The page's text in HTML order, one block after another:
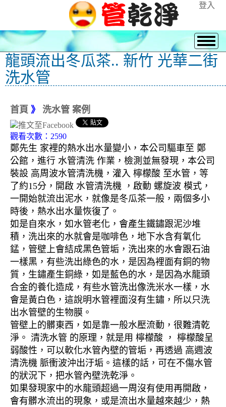
登入
龍頭流出冬瓜茶.. 新竹 光華二街
洗水管
首頁 》 洗水管 案例
觀看次數：2590
鄭先生 家裡的熱水出水量變小，本公司驅車至 鄭
公館，進行 水管清洗 作業，檢測並無發現，本公司
裝設 高周波水管清洗機，灌入 檸檬酸 至水管，等
了約15分，開啟 水管清洗機 ，啟動 螺旋波 模式，
一開始就流出泥水，就像是冬瓜茶一般，兩個多小
時後，熱水出水量恢復了。
如是自來水，如水管老化，會產生鐵鏽跟泥沙堆
積，洗出來的水就會是咖啡色，地下水含有氧化
錳，管壁上會結成黑色管垢，洗出來的水會跟石油
一樣黑，有些洗出綠色的水，是因為裡面有銅的物
質，生鏽產生銅綠，如是藍色的水，是因為水龍頭
合金的養化造成，有些水管洗出像洗米水一樣，水
會是黃白色，這說明水管裡面沒有生鏽，所以只洗
出水管壁的生物膜。
管壁上的髒東西，如是靠一般水壓流動，很難清乾
淨。 清洗水管 的原理，就是用 檸檬酸 ， 檸檬酸呈
弱酸性，可以軟化水管內壁的管垢，再透過 高週波
清洗機 脈衝波沖出汙垢。這樣的話，可在不傷水管
的狀況下，把水管內壁洗乾淨。
如果發現家中的水龍頭超過一周沒有使用再開啟，
會有髒水流出的現象，或是流出水量越來越少，熱